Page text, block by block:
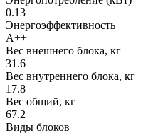
0.13
Энергоэффективность
A++
Вес внешнего блока, кг
31.6
Вес внутреннего блока, кг
17.8
Вес общий, кг
67.2
Виды блоков